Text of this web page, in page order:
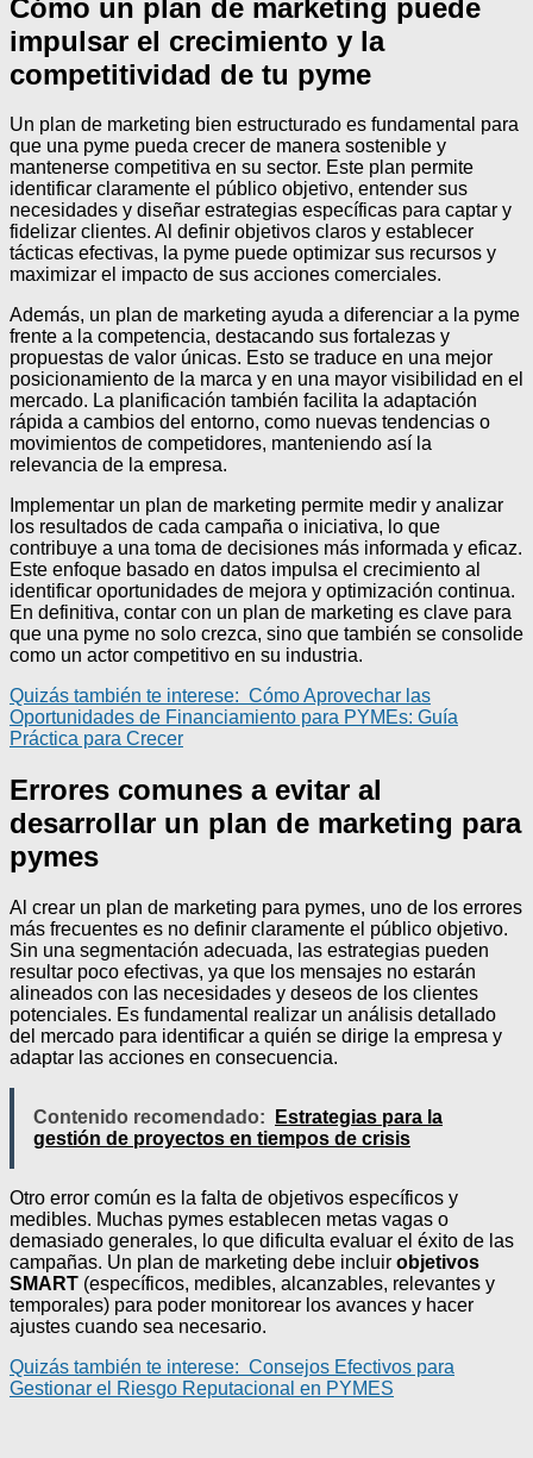
Cómo un plan de marketing puede
impulsar el crecimiento y la
competitividad de tu pyme
Un plan de marketing bien estructurado es fundamental para
que una pyme pueda crecer de manera sostenible y
mantenerse competitiva en su sector. Este plan permite
identificar claramente el público objetivo, entender sus
necesidades y diseñar estrategias específicas para captar y
fidelizar clientes. Al definir objetivos claros y establecer
tácticas efectivas, la pyme puede optimizar sus recursos y
maximizar el impacto de sus acciones comerciales.
Además, un plan de marketing ayuda a diferenciar a la pyme
frente a la competencia, destacando sus fortalezas y
propuestas de valor únicas. Esto se traduce en una mejor
posicionamiento de la marca y en una mayor visibilidad en el
mercado. La planificación también facilita la adaptación
rápida a cambios del entorno, como nuevas tendencias o
movimientos de competidores, manteniendo así la
relevancia de la empresa.
Implementar un plan de marketing permite medir y analizar
los resultados de cada campaña o iniciativa, lo que
contribuye a una toma de decisiones más informada y eficaz.
Este enfoque basado en datos impulsa el crecimiento al
identificar oportunidades de mejora y optimización continua.
En definitiva, contar con un plan de marketing es clave para
que una pyme no solo crezca, sino que también se consolide
como un actor competitivo en su industria.
Quizás también te interese: Cómo Aprovechar las
Oportunidades de Financiamiento para PYMEs: Guía
Práctica para Crecer
Errores comunes a evitar al
desarrollar un plan de marketing para
pymes
Al crear un plan de marketing para pymes, uno de los errores
más frecuentes es no definir claramente el público objetivo.
Sin una segmentación adecuada, las estrategias pueden
resultar poco efectivas, ya que los mensajes no estarán
alineados con las necesidades y deseos de los clientes
potenciales. Es fundamental realizar un análisis detallado
del mercado para identificar a quién se dirige la empresa y
adaptar las acciones en consecuencia.
Contenido recomendado:
Estrategias para la
gestión de proyectos en tiempos de crisis
Otro error común es la falta de objetivos específicos y
medibles. Muchas pymes establecen metas vagas o
demasiado generales, lo que dificulta evaluar el éxito de las
campañas. Un plan de marketing debe incluir objetivos
SMART (específicos, medibles, alcanzables, relevantes y
temporales) para poder monitorear los avances y hacer
ajustes cuando sea necesario.
Quizás también te interese: Consejos Efectivos para
Gestionar el Riesgo Reputacional en PYMES